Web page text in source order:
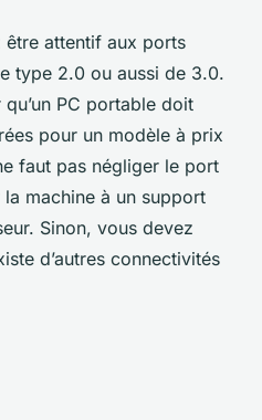
attentif aux ports
type 2.0 ou aussi de 3.0.
PC portable doit
pour un modèle à prix
faut pas négliger le port
machine à un support
Sinon, vous devez
d’autres connectivités